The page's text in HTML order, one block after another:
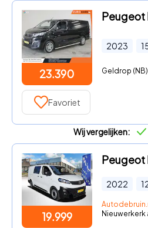
23.390
2023
Geldrop (NB)
Favoriet
Wij vergelijken:
19.999
2022
Nieuwerkerk